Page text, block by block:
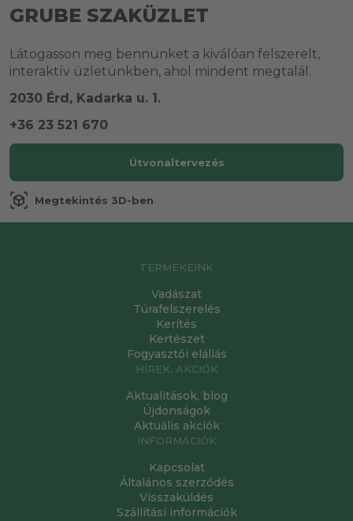
GRUBE SZAKÜZLET
Látogasson meg bennünket a kiválóan felszerelt,
interaktív üzletünkben, ahol mindent megtalál.
2030 Érd, Kadarka u. 1.
+36 23 521 670
Útvonaltervezés
view_in_ar Megtekintés 3D-ben
TERMÉKEINK
Vadászat
Túrafelszerelés
Kerítés
Kertészet
Fogyasztói elállás
HÍREK, AKCIÓK
Aktualitások, blog
Újdonságok
Aktuális akciók
INFORMÁCIÓK
Kapcsolat
Általános szerződés
Visszaküldés
Szállítási információk